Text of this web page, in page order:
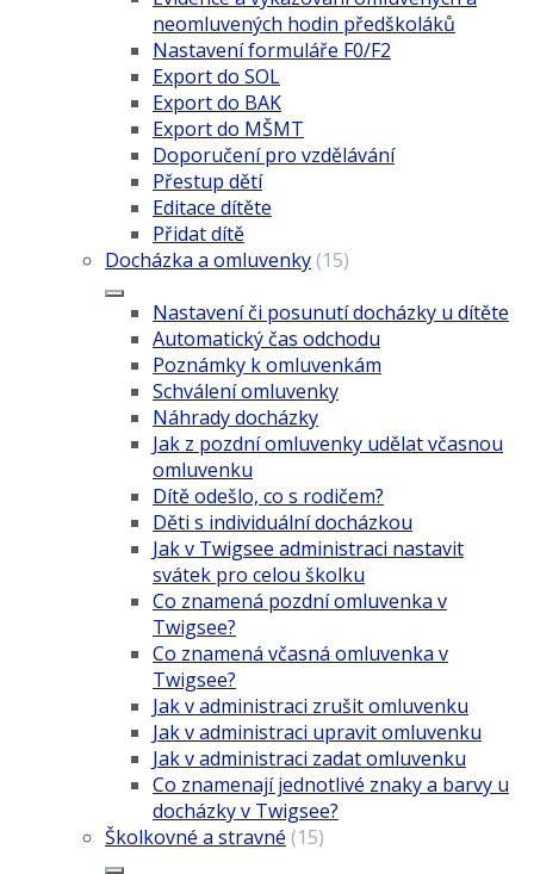
neomluvených hodin předškoláků
Nastavení formuláře F0/F2
Export do SOL
Export do BAK
Export do MŠMT
Doporučení pro vzdělávání
Přestup dětí
Editace dítěte
Přidat dítě
Docházka a omluvenky (15)
Nastavení či posunutí docházky u dítěte
Automatický čas odchodu
Poznámky k omluvenkám
Schválení omluvenky
Náhrady docházky
Jak z pozdní omluvenky udělat včasnou
omluvenku
Dítě odešlo, co s rodičem?
Děti s individuální docházkou
Jak v Twigsee administraci nastavit
svátek pro celou školku
Co znamená pozdní omluvenka v
Twigsee?
Co znamená včasná omluvenka v
Twigsee?
Jak v administraci zrušit omluvenku
Jak v administraci upravit omluvenku
Jak v administraci zadat omluvenku
Co znamenají jednotlivé znaky a barvy u
docházky v Twigsee?
Školkovné a stravné (15)